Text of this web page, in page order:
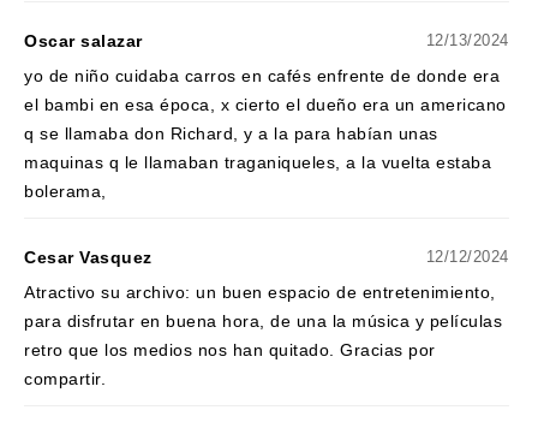
Oscar salazar 12/13/2024
yo de niño cuidaba carros en cafés enfrente de donde era
el bambi en esa época, x cierto el dueño era un americano
q se llamaba don Richard, y a la para habían unas
maquinas q le llamaban traganiqueles, a la vuelta estaba
bolerama,
Cesar Vasquez 12/12/2024
Atractivo su archivo: un buen espacio de entretenimiento,
para disfrutar en buena hora, de una la música y películas
retro que los medios nos han quitado. Gracias por
compartir.